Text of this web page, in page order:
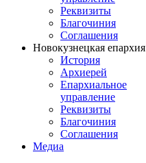
Реквизиты
Благочиния
Соглашения
Новокузнецкая епархия
История
Архиерей
Епархиальное
управление
Реквизиты
Благочиния
Соглашения
Медиа